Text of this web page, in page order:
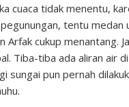
cuaca tidak menentu,
tentu medan
Arfak cukup menantang.
Tiba-tiba ada aliran air
sungai pun pernah